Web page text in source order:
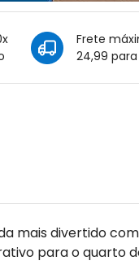
Frete
24,99
mais divertido
para o quarto